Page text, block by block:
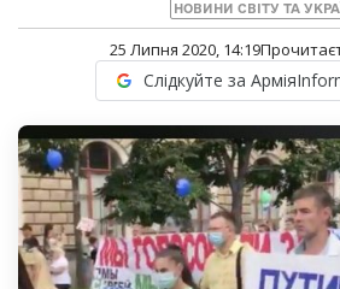
НОВИНИ СВІТУ ТА
25 Липня 2020, 14:19
Слідкуйте за